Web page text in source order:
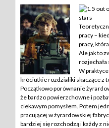
pracy –
pracy,
Ale jak to
rozjechała
W
króciutkie rozdzialiki skaczące z
Początkowo porównanie
że bardzo powierzchowne i
ciekawym pomysłem. Potem
pracującej w żyrardowskiej
bardziej się rozchodzą i każdy z